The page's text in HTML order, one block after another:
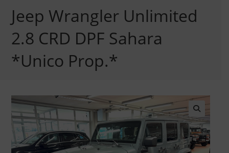
Jeep Wrangler Unlimited
2.8 CRD DPF Sahara
*Unico Prop.*
🔍